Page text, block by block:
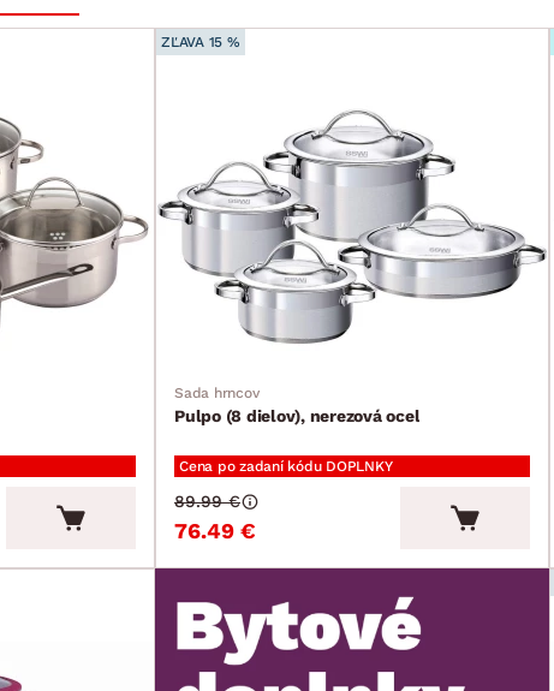
ZĽAVA 15 %
Sada hrncov
Pulpo (8 dielov), nerezová ocel
Cena po zadaní kódu DOPLNKY
76.49 €
89.99 €